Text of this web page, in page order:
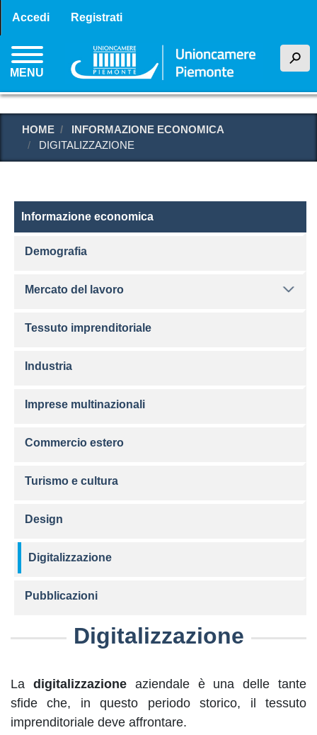
contenuto
principale
Menu profilo utente
Accedi Registrati
MENU
h
HOME
INFORMAZIONE ECONOMICA
DIGITALIZZAZIONE
Digitalizzazione
La digitalizzazione aziendale è una delle tante
sfide che, in questo periodo storico, il tessuto
imprenditoriale deve affrontare.
Informazione economica
Informazione economica
Demografia
Mercato del lavoro
Tessuto imprenditoriale
Industria
Imprese multinazionali
Commercio estero
Turismo e cultura
Design
Digitalizzazione
Pubblicazioni